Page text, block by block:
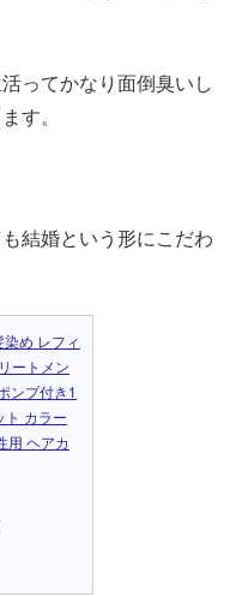
ってかなり面倒臭いし
す。
結婚という形にこだわ
め レフィ
ートメン
ンプ付き1
ト カラー
用 ヘアカ